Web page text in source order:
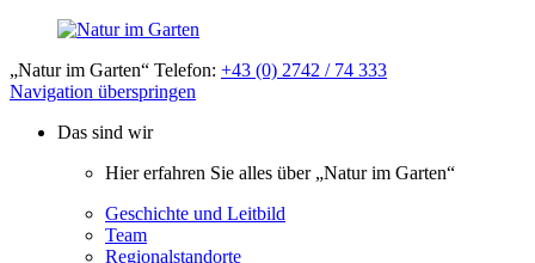
„Natur im Garten“ Telefon: +43 (0) 2742 / 74 333
Navigation überspringen
Das sind wir
Hier erfahren Sie alles über „Natur im Garten“
Geschichte und Leitbild
Team
Regionalstandorte